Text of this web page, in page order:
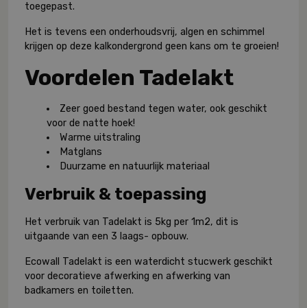
toegepast.
Het is tevens een onderhoudsvrij, algen en schimmel
krijgen op deze kalkondergrond geen kans om te groeien!
Voordelen Tadelakt
Zeer goed bestand tegen water, ook geschikt
voor de natte hoek!
Warme uitstraling
Matglans
Duurzame en natuurlijk materiaal
Verbruik & toepassing
Het verbruik van Tadelakt is 5kg per 1m2, dit is
uitgaande van een 3 laags- opbouw.
Ecowall Tadelakt is een waterdicht stucwerk geschikt
voor decoratieve afwerking en afwerking van
badkamers en toiletten.